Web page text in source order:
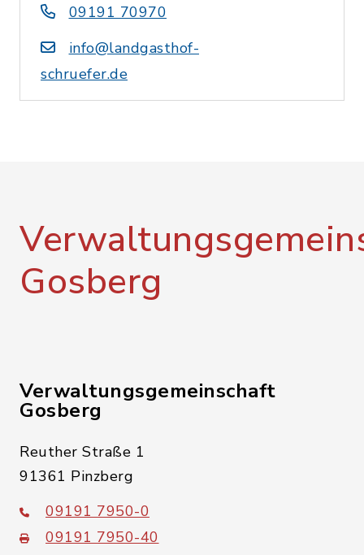
09191 70970
info@landgasthof-
schruefer.de
Gosberg
Verwaltungsgemeinschaft
Gosberg
Reuther Straße 1
91361 Pinzberg
09191 7950-0
09191 7950-40